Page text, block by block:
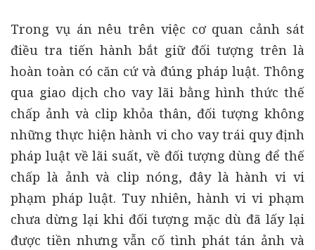
Trong vụ án nêu trên việc cơ quan cảnh sát
điều tra tiến hành bắt giữ đối tượng trên là
hoàn toàn có căn cứ và đúng pháp luật. Thông
qua giao dịch cho vay lãi bằng hình thức thế
chấp ảnh và clip khỏa thân, đối tượng không
những thực hiện hành vi cho vay trái quy định
pháp luật về lãi suất, về đối tượng dùng để thế
chấp là ảnh và clip nóng, đây là hành vi vi
phạm pháp luật. Tuy nhiên, hành vi vi phạm
chưa dừng lại khi đối tượng mặc dù đã lấy lại
được tiền nhưng vẫn cố tình phát tán ảnh và